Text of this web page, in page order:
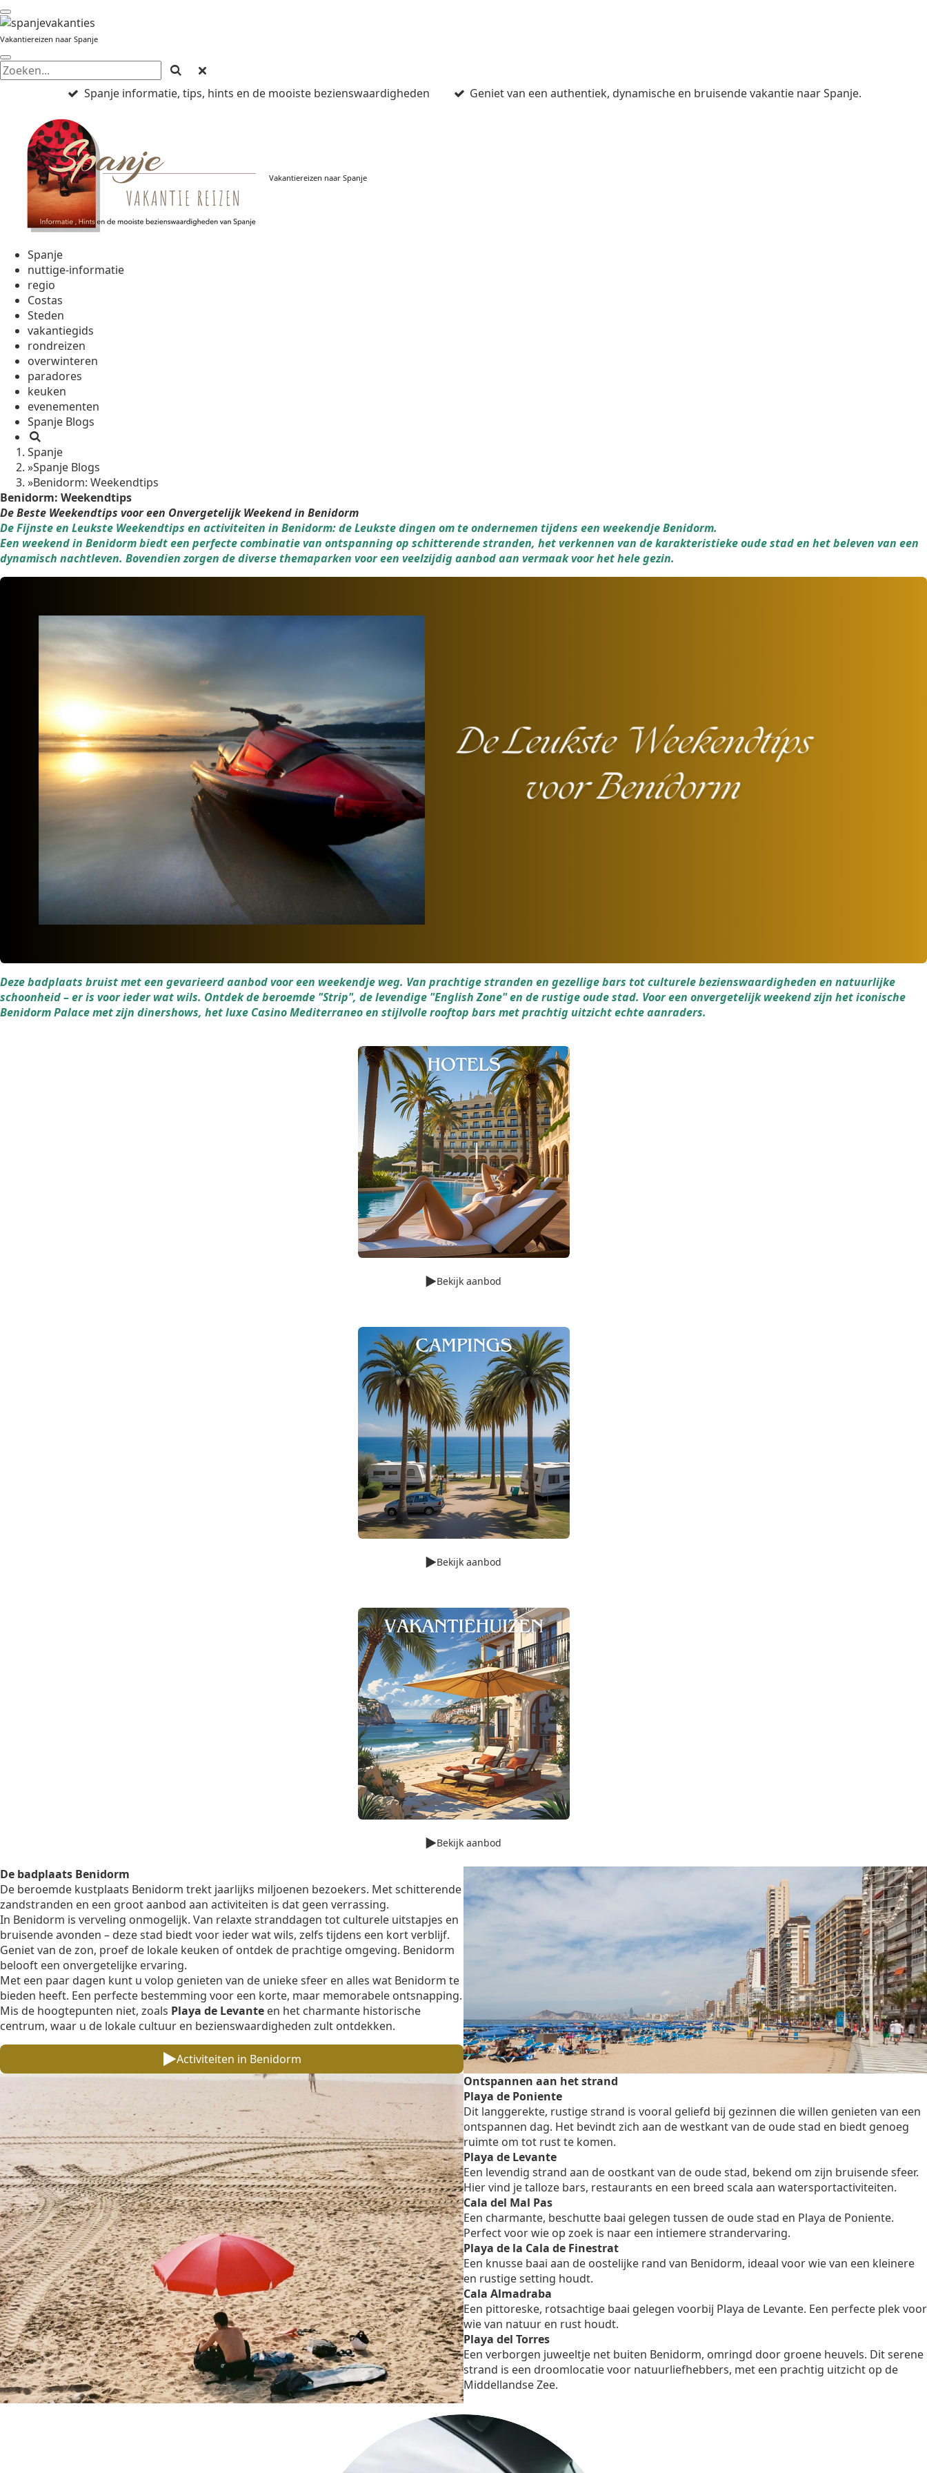
Ga
direct
naar
de
hoofdinhoud
Vakantiereizen naar Spanje
Spanje informatie, tips, hints en de mooiste bezienswaardigheden Geniet van een authentiek, dynamische en bruisende vakantie naar Spanje.
Vakantiereizen naar Spanje
Spanje
nuttige-informatie
regio
Costas
Steden
vakantiegids
rondreizen
overwinteren
paradores
keuken
evenementen
Spanje Blogs
Spanje
»Spanje Blogs
»Benidorm: Weekendtips
Benidorm: Weekendtips
De Beste Weekendtips voor een OnvergetelijkWeekend in Benidorm
De Fijnste en Leukste Weekendtips en activiteiten in Benidorm: de Leukste dingen om te ondernemen tijdens een weekendje Benidorm.
Een weekend in Benidorm biedt een perfecte combinatie van ontspanning op schitterende stranden, het verkennen van de karakteristieke oude stad en het beleven van een
dynamisch nachtleven. Bovendien zorgen de diverse themaparken voor een veelzijdig aanbod aan vermaak voor het hele gezin.
Deze badplaats bruist met een gevarieerd aanbod voor een weekendje weg. Van prachtige stranden en gezellige bars tot culturele bezienswaardigheden en natuurlijke
schoonheid – er is voor ieder wat wils. Ontdek de beroemde "Strip", de levendige "English Zone" en de rustige oude stad. Voor een onvergetelijk weekend zijn het iconische
Benidorm Palace met zijn dinershows, het luxe Casino Mediterraneo en stijlvolle rooftop bars met prachtig uitzicht echte aanraders.
Bekijk aanbod
Bekijk aanbod
Bekijk aanbod
De badplaats Benidorm
De beroemde kustplaats Benidorm trekt jaarlijks miljoenen bezoekers. Met schitterende
zandstranden en een groot aanbod aan activiteiten is dat geen verrassing.
In Benidorm is verveling onmogelijk. Van relaxte stranddagen tot culturele uitstapjes en
bruisende avonden – deze stad biedt voor ieder wat wils, zelfs tijdens een kort verblijf.
Geniet van de zon, proef de lokale keuken of ontdek de prachtige omgeving. Benidorm
belooft een onvergetelijke ervaring.
Met een paar dagen kunt u volop genieten van de unieke sfeer en alles wat Benidorm te
bieden heeft. Een perfecte bestemming voor een korte, maar memorabele ontsnapping.
Mis de hoogtepunten niet, zoals Playa de Levante en het charmante historische
centrum, waar u de lokale cultuur en bezienswaardigheden zult ontdekken.
Activiteiten in Benidorm
Ontspannen aan het strand
Playa de Poniente
Dit langgerekte, rustige strand is vooral geliefd bij gezinnen die willen genieten van een
ontspannen dag. Het bevindt zich aan de westkant van de oude stad en biedt genoeg
ruimte om tot rust te komen.
Playa de Levante
Een levendig strand aan de oostkant van de oude stad, bekend om zijn bruisende sfeer.
Hier vind je talloze bars, restaurants en een breed scala aan watersportactiviteiten.
Cala del Mal Pas
Een charmante, beschutte baai gelegen tussen de oude stad en Playa de Poniente.
Perfect voor wie op zoek is naar een intiemere strandervaring.
Playa de la Cala de Finestrat
Een knusse baai aan de oostelijke rand van Benidorm, ideaal voor wie van een kleinere
en rustige setting houdt.
Cala Almadraba
Een pittoreske, rotsachtige baai gelegen voorbij Playa de Levante. Een perfecte plek voor
wie van natuur en rust houdt.
Playa del Torres
Een verborgen juweeltje net buiten Benidorm, omringd door groene heuvels. Dit serene
strand is een droomlocatie voor natuurliefhebbers, met een prachtig uitzicht op de
Middellandse Zee.